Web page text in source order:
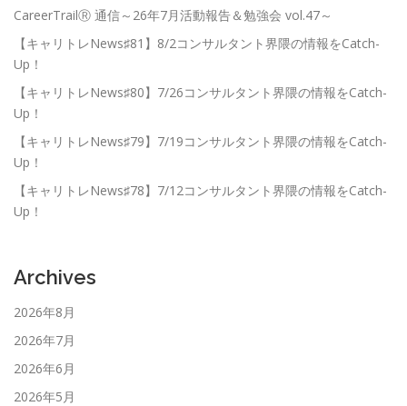
CareerTrailⓇ 通信～26年7月活動報告＆勉強会 vol.47～
【キャリトレNews♯81】8/2コンサルタント界隈の情報をCatch-
Up！
【キャリトレNews♯80】7/26コンサルタント界隈の情報をCatch-
Up！
【キャリトレNews♯79】7/19コンサルタント界隈の情報をCatch-
Up！
【キャリトレNews♯78】7/12コンサルタント界隈の情報をCatch-
Up！
Archives
2026年8月
2026年7月
2026年6月
2026年5月